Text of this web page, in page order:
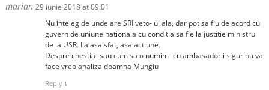
marian 29 iunie 2018 at 09:01
Nu inteleg de unde are SRI veto- ul ala, dar pot sa fiu de acord cu
guvern de uniune nationala cu conditia sa fie la justitie ministru
de la USR. La asa sfat, asa actiune.
Despre chestia- sau cum sa o numim- cu ambasadorii sigur nu va
face vreo analiza doamna Mungiu
Reply ↓